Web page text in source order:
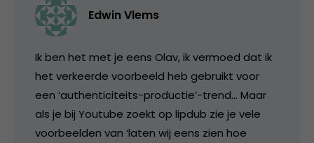
Edwin Vlems
Ik ben het met je eens Olav, ik vermoed dat ik
het verkeerde voorbeeld heb gebruikt voor
een ‘authenticiteits-productie’-trend… Maar
als je bij Youtube zoekt op lipdub zie je vele
voorbeelden van ‘laten wij eens zien hoe